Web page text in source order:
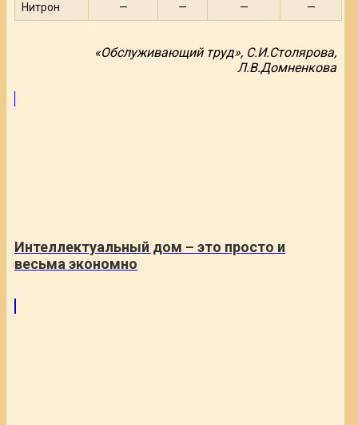
Нитрон — — — —
«Обслуживающий труд», С.И.Столярова,
Л.В.Домненкова
Интеллектуальный дом – это просто и
весьма экономно